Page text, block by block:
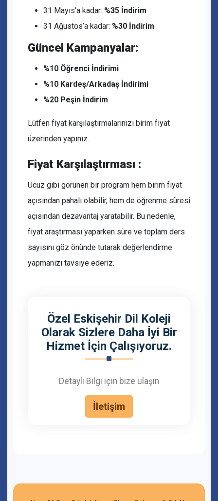
31 Mayıs’a kadar: %35 İndirim
31 Ağustos’a kadar: %30 İndirim
Güncel Kampanyalar:
%10 Öğrenci İndirimi
%10 Kardeş/Arkadaş İndirimi
%20 Peşin İndirim
Lütfen fiyat karşılaştırmalarınızı birim fiyat
üzerinden yapınız.
Fiyat Karşılaştırması :
Ucuz gibi görünen bir program hem birim fiyat
açısından pahalı olabilir, hem de öğrenme süresi
açısından dezavantaj yaratabilir. Bu nedenle,
fiyat araştırması yaparken süre ve toplam ders
sayısını göz önünde tutarak değerlendirme
yapmanızı tavsiye ederiz.
Özel Eskişehir Dil Koleji
Olarak Sizlere Daha İyi Bir
Hizmet İçin Çalışıyoruz.
Detaylı Bilgi için bize ulaşın
İletişim